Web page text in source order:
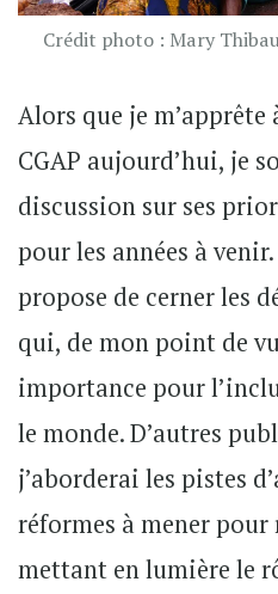
Crédit photo : Mary
Alors que je m’apprête
CGAP aujourd’hui, je
discussion sur ses
pour les années à
propose de cerner les
qui, de mon point de
importance pour
le monde. D’autres
j’aborderai les pistes
réformes à mener pour
mettant en lumière le